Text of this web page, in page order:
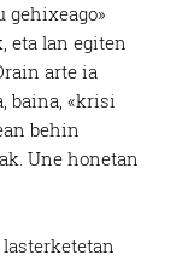
gehixeago»
eta lan egiten
arte ia
baina, «krisi
behin
Une honetan